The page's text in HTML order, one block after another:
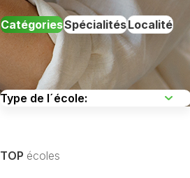
CatégoriesSpécialitésLocalité
TOP écoles